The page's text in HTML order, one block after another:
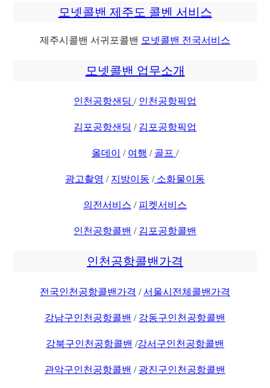
모넷콜밴 제주도 콜벤 서비스
제주시콜밴 서귀포콜밴 모넷콜밴 전국서비스
모넷콜밴 업무소개
인천공항샌딩 / 인천공항픽업
김포공항샌딩 / 김포공항픽업
올데이 / 여행 / 골프 /
광고촬영 / 지방이동 /소화물이동
의전서비스 / 피켓서비스
인천공항콜밴 / 김포공항콜밴
인천공항콜밴가격
전국인천공항콜밴가격 /서울시전체콜밴가격
강남구인천공항콜밴 / 강동구인천공항콜밴
강북구인천공항콜밴 /강서구인천공항콜밴
관악구인천공항콜밴 / 광진구인천공항콜밴